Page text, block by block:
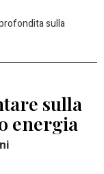
sulla
sulla
energia